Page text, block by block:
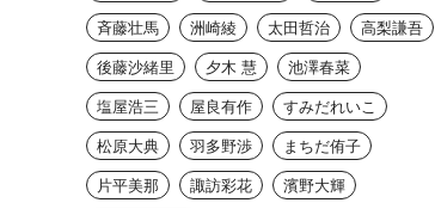
斉藤壮馬
洲崎綾 太田哲治
高梨謙吾
後藤沙緒里
夕木 慧
池澤春菜
塩屋浩三
屋良有作
すみだれいこ
松原大典
羽多野渉
まちだ侑子
片平美那
諏訪彩花
濱野大輝